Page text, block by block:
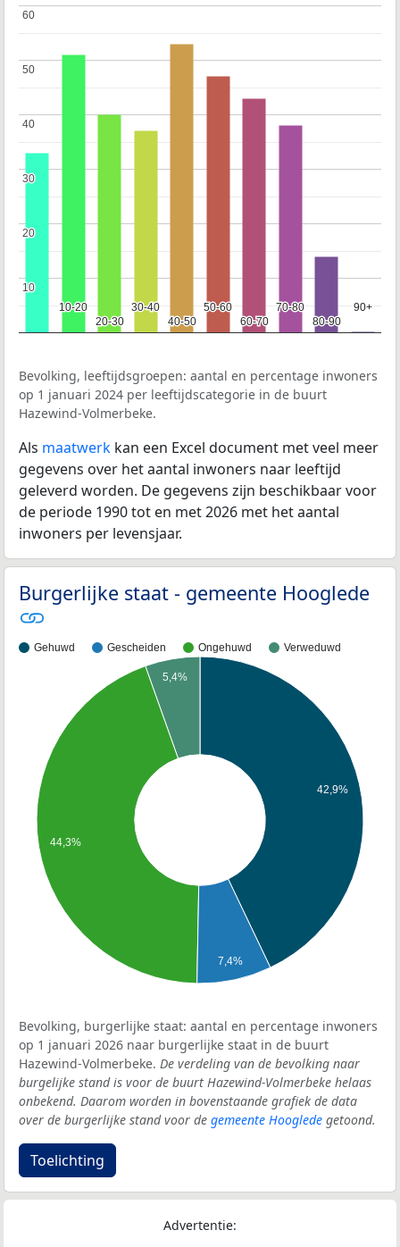
10-20
10-20
20-30
20-30
30-40
30-40
40-50
40-50
50-60
50-60
60-70
60-70
70-80
70-80
80-90
80-90
90+
90+
10
10
20
20
30
30
40
40
50
50
60
60
Bevolking, leeftijdsgroepen: aantal en percentage inwoners
op 1 januari 2024 per leeftijdscategorie in de buurt
Hazewind-Volmerbeke.
Als maatwerk kan een Excel document met veel meer
gegevens over het aantal inwoners naar leeftijd
geleverd worden. De gegevens zijn beschikbaar voor
de periode 1990 tot en met 2026 met het aantal
inwoners per levensjaar.
Burgerlijke staat - gemeente Hooglede
Gehuwd Gescheiden Ongehuwd Verweduwd
42,9%
5,4%
44,3%
7,4%
Bevolking, burgerlijke staat: aantal en percentage inwoners
op 1 januari 2026 naar burgerlijke staat in de buurt
Hazewind-Volmerbeke. De verdeling van de bevolking naar
burgelijke stand is voor de buurt Hazewind-Volmerbeke helaas
onbekend. Daarom worden in bovenstaande grafiek de data
over de burgerlijke stand voor de gemeente Hooglede getoond.
Toelichting
Advertentie: